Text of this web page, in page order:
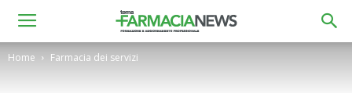
Home Farmacia dei servizi